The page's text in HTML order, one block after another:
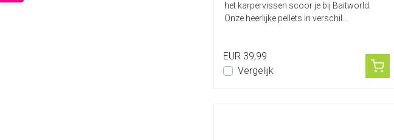
het karpervissen scoor je bij Baitworld.
Onze heerlijke pellets in verschil...
EUR 39,99
Vergelijk